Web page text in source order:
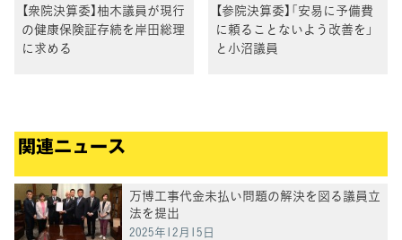
【衆院決算委】柚木議員が現行
の健康保険証存続を岸田総理
に求める
【参院決算委】「安易に予備費
に頼ることないよう改善を」
と小沼議員
関連ニュース
万博工事代金未払い問題の解決を図る議員立
法を提出
2025年12月15日